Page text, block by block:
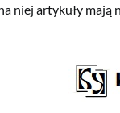
niej artykuły